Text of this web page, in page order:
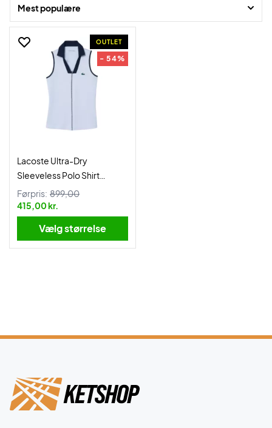
Mest populære
OUTLET
- 54%
Lacoste Ultra-Dry
Sleeveless Polo Shirt
Women Light Blue
Førpris: 899,00
415,00 kr.
Vælg størrelse